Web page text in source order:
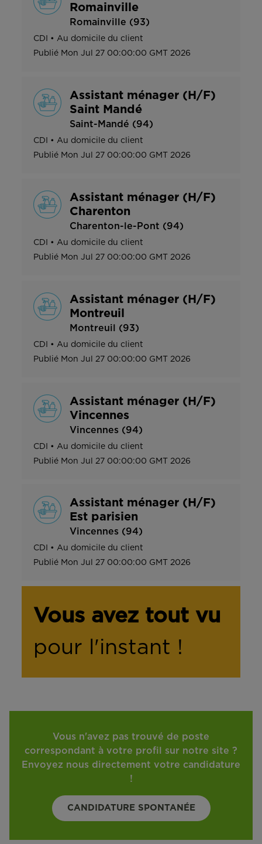
Romainville
Romainville (93)
CDI • Au domicile du client
Publié Mon Jul 27 00:00:00 GMT 2026
Assistant ménager (H/F)
Saint Mandé
Saint-Mandé (94)
CDI • Au domicile du client
Publié Mon Jul 27 00:00:00 GMT 2026
Assistant ménager (H/F)
Charenton
Charenton-le-Pont (94)
CDI • Au domicile du client
Publié Mon Jul 27 00:00:00 GMT 2026
Assistant ménager (H/F)
Montreuil
Montreuil (93)
CDI • Au domicile du client
Publié Mon Jul 27 00:00:00 GMT 2026
Assistant ménager (H/F)
Vincennes
Vincennes (94)
CDI • Au domicile du client
Publié Mon Jul 27 00:00:00 GMT 2026
Assistant ménager (H/F)
Est parisien
Vincennes (94)
CDI • Au domicile du client
Publié Mon Jul 27 00:00:00 GMT 2026
Vous avez tout vu
pour l'instant !
Vous n'avez pas trouvé de poste
correspondant à votre profil sur notre site ?
Envoyez nous directement votre candidature
!
CANDIDATURE SPONTANÉE